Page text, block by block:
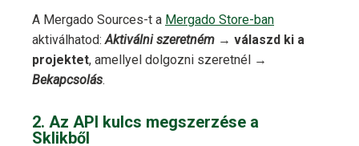
A Mergado Sources-t a Mergado Store-ban
aktiválhatod:Aktiválni szeretném → válaszd ki a
projektet, amellyel dolgozni szeretnél →
Bekapcsolás.
2. Az API kulcs megszerzése a
Sklikből